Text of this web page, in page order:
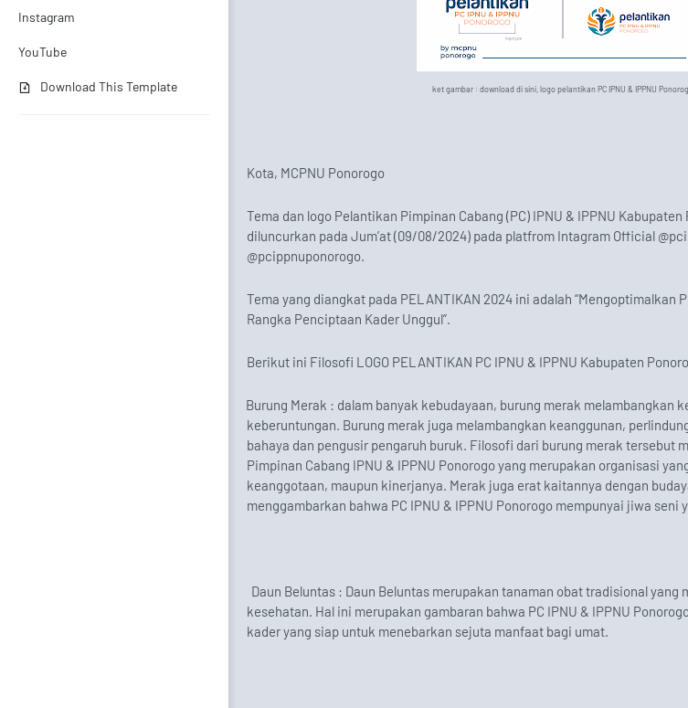
Instagram
YouTube
Download This Template ket gambar : download di sini, logo pelantikan PC IPNU & IPPNU
Kota, MCPNU Ponorogo
Tema dan logo Pelantikan Pimpinan Cabang (PC) IPNU & IPPNU
diluncurkan pada Jum’at (09/08/2024) pada platfrom Intagram Official
@pcippnuponorogo.
Tema yang diangkat pada PELANTIKAN 2024 ini adalah “Mengoptimalkan
Rangka Penciptaan Kader Unggul”.
Berikut ini Filosofi LOGO PELANTIKAN PC IPNU & IPPNU Kabupaten
Burung Merak : dalam banyak kebudayaan, burung merak melambangkan
keberuntungan. Burung merak juga melambangkan keanggunan,
bahaya dan pengusir pengaruh buruk. Filosofi dari burung merak tersebut
Pimpinan Cabang IPNU & IPPNU Ponorogo yang merupakan organisasi
keanggotaan, maupun kinerjanya. Merak juga erat kaitannya dengan
menggambarkan bahwa PC IPNU & IPPNU Ponorogo mempunyai jiwa seni
Daun Beluntas : Daun Beluntas merupakan tanaman obat tradisional
kesehatan. Hal ini merupakan gambaran bahwa PC IPNU & IPPNU
kader yang siap untuk menebarkan sejuta manfaat bagi umat.